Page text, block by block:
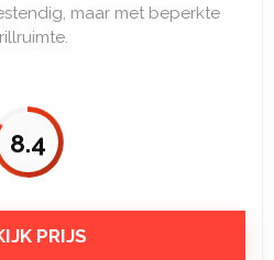
maar met beperkte
8.4
PRIJS